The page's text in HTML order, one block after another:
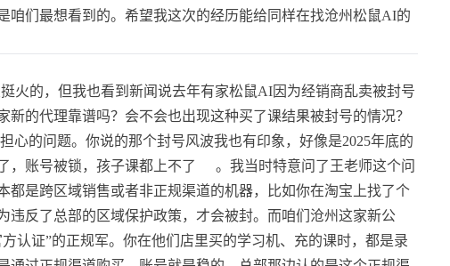
咱们最想看到的。希望我这次的经历能给同样在找沧州松鼠AI的
火的，但我也看到新闻说去年有家松鼠AI因为经销商乱卖被封号
的代理靠谱吗？会不会也出现这种买了课结果被封号的情况？
心的问题。你说的那个封号风波我也有印象，好像是2025年底的
，账号被锁，孩子课都上不了
。我当时特意问了王老师这个问
都是跨区域销售或者非正规渠道的机器，比如你在淘宝上找了个
违反了总部的区域保护政策，才会被封。而咱们沧州这家新公
认证”的正规军。你在他们店里买的学习机、充的课时，都是录